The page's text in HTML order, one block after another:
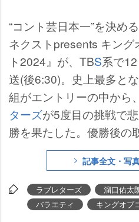
“コント芸日本一”を決め
ネクストpresents キング
ト2024』が、TBS系で
送(後6:30)。史上最多と
組がエントリーの中から、
ターズが5度目の挑戦で
勝を果たした。優勝後の
は、涙と笑顔を見せた。
記事全文・写
ラブレターズ 溜口佑太
バラエティ
キングオブ